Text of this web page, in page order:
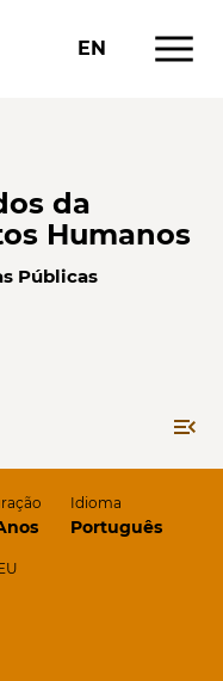
EN menu
da
Humanos
Públicas
menu_open
Idioma
Português